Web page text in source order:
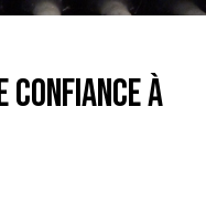
confiance à